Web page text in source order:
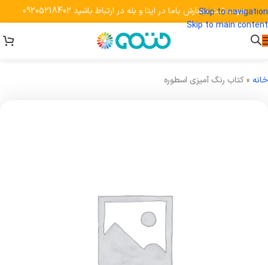
Skip to navigation
Skip to main content
جهت ثبت سفارش باما در ایتا و بله در ارتباط باشید 09205218402
خانه »کتاب رنگ آمیزی اسطوره